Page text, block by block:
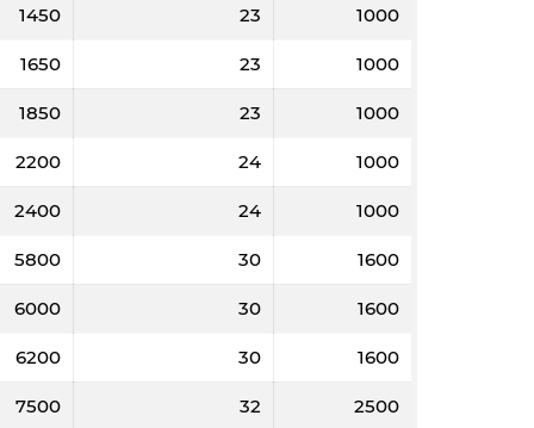
1450 23 1000
1650 23 1000
1850 23 1000
2200 24 1000
2400 24 1000
5800 30 1600
6000 30 1600
6200 30 1600
7500 32 2500